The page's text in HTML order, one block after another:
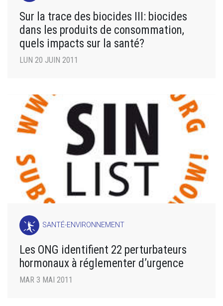
Sur la trace des biocides III: biocides
dans les produits de consommation,
quels impacts sur la santé?
LUN 20 JUIN 2011
SANTÉ-ENVIRONNEMENT
Les ONG identifient 22 perturbateurs
hormonaux à réglementer d’urgence
MAR 3 MAI 2011